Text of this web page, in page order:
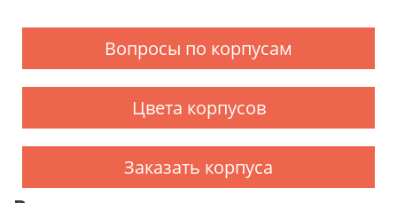
Вопросы по корпусам
Цвета корпусов
Заказать корпуса